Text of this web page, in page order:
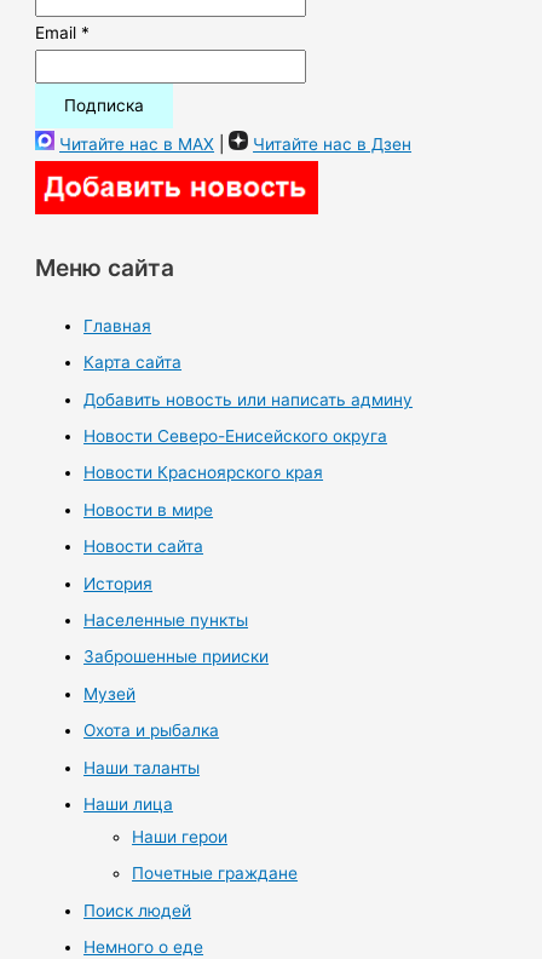
Email *
Читайте нас в MAX | Читайте нас в Дзен
Меню сайта
Главная
Карта сайта
Добавить новость или написать админу
Новости Северо-Енисейского округа
Новости Красноярского края
Новости в мире
Новости сайта
История
Населенные пункты
Заброшенные прииски
Музей
Охота и рыбалка
Наши таланты
Наши лица
Наши герои
Почетные граждане
Поиск людей
Немного о еде